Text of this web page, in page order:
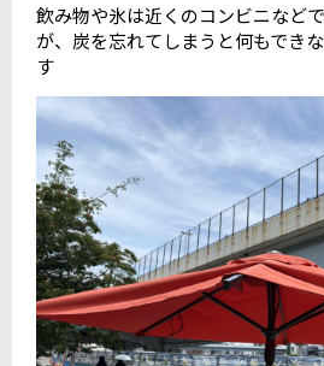
飲み物や氷は近くのコンビニなど
が、炭を忘れてしまうと何もでき
す